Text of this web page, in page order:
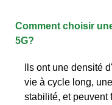
Comment choisir
5G?
Ils ont une densité
vie à cycle long,
stabilité, et peuvent